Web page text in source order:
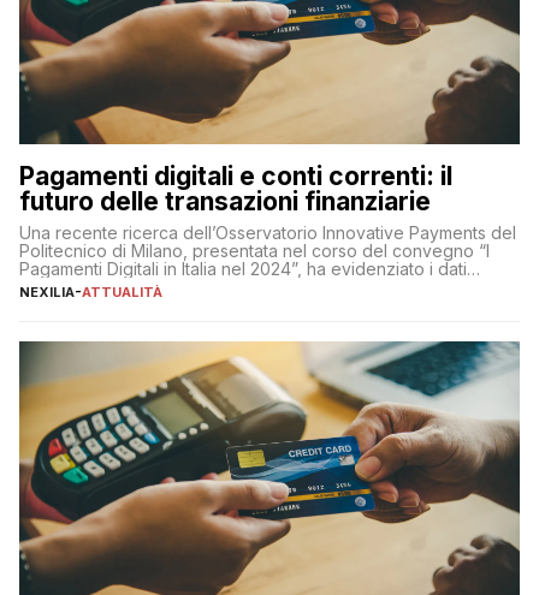
Pagamenti digitali e conti correnti: il
futuro delle transazioni finanziarie
Una recente ricerca dell’Osservatorio Innovative Payments del
Politecnico di Milano, presentata nel corso del convegno “I
Pagamenti Digitali in Italia nel 2024”, ha evidenziato i dati
definitivi del primo semestre 2024 relativamente alle
NEXILIA-ATTUALITÀ